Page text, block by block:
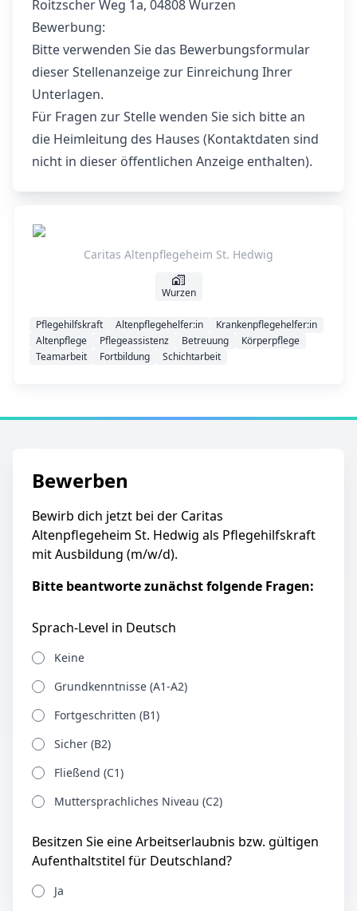
Roitzscher Weg 1a, 04808 Wurzen
Bewerbung:
Bitte verwenden Sie das Bewerbungsformular
dieser Stellenanzeige zur Einreichung Ihrer
Unterlagen.
Für Fragen zur Stelle wenden Sie sich bitte an
die Heimleitung des Hauses (Kontaktdaten sind
nicht in dieser öffentlichen Anzeige enthalten).
Caritas Altenpflegeheim St. Hedwig
Wurzen
Pflegehilfskraft Altenpflegehelfer:in
Krankenpflegehelfer:in
Altenpflege
Pflegeassistenz Betreuung
Körperpflege
Teamarbeit
Fortbildung Schichtarbeit
Bewerben
Bewirb dich jetzt bei der Caritas
Altenpflegeheim St. Hedwig als Pflegehilfskraft
mit Ausbildung (m/w/d).
Bitte beantworte zunächst folgende Fragen:
Sprach-Level in Deutsch
Keine
Grundkenntnisse (A1-A2)
Fortgeschritten (B1)
Sicher (B2)
Fließend (C1)
Muttersprachliches Niveau (C2)
Besitzen Sie eine Arbeitserlaubnis bzw. gültigen
Aufenthaltstitel für Deutschland?
Ja